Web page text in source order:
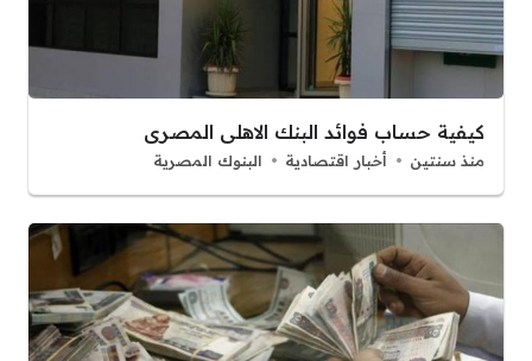
كيفية حساب فوائد البنك الاهلى المصرى
منذ سنتين أخبار اقتصادية البنوك المصرية